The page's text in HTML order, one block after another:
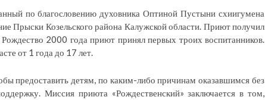
по благословению духовника Оптиной Пустыни схиигумена
Прыски Козельского района Калужской области. Приют получил
2000 года приют принял первых троих воспитанников.
от 1 года до 17 лет.
предоставить детям, по каким-либо причинам оказавшимся без
Миссия приюта «Рождественский» заключается в том,